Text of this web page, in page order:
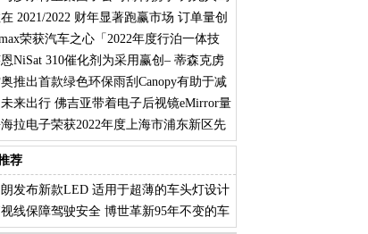
2021/2022 财年显著跑赢市场 订单量创
荣获汽车之心「2022年度行泊一体技
NiSat 310催化剂为采用赢创– 蒂森克虏
推出首款绿色环保雨刮Canopy有助于减
来出行 佛吉亚带着电子后视镜eMirror量
拉电子荣获2022年度上海市浦东新区先
荐
发布新款LED 适用于超薄的车头灯设计
线保障驾驶安全 博世革新95年不变的车